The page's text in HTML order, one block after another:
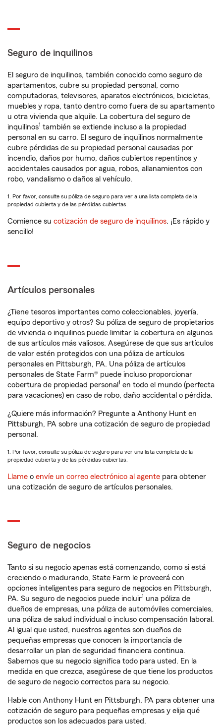
Seguro de inquilinos
El seguro de inquilinos, también conocido como seguro de
apartamentos, cubre su propiedad personal, como
computadoras, televisores, aparatos electrónicos, bicicletas,
muebles y ropa, tanto dentro como fuera de su apartamento
u otra vivienda que alquile. La cobertura del seguro de
inquilinos1 también se extiende incluso a la propiedad
personal en su carro. El seguro de inquilinos normalmente
cubre pérdidas de su propiedad personal causadas por
incendio, daños por humo, daños cubiertos repentinos y
accidentales causados por agua, robos, allanamientos con
robo, vandalismo o daños al vehículo.
1. Por favor, consulte su póliza de seguro para ver a una lista completa de la
propiedad cubierta y de las pérdidas cubiertas.
Comience su cotización de seguro de inquilinos. ¡Es rápido y
sencillo!
Artículos personales
¿Tiene tesoros importantes como coleccionables, joyería,
equipo deportivo y otros? Su póliza de seguro de propietarios
de vivienda o inquilinos puede limitar la cobertura en algunos
de sus artículos más valiosos. Asegúrese de que sus artículos
de valor estén protegidos con una póliza de artículos
personales en Pittsburgh, PA. Una póliza de artículos
personales de State Farm® puede incluso proporcionar
cobertura de propiedad personal 1 en todo el mundo (perfecta
para vacaciones) en caso de robo, daño accidental o pérdida.
¿Quiere más información? Pregunte a Anthony Hunt en
Pittsburgh, PA sobre una cotización de seguro de propiedad
personal.
1. Por favor, consulte su póliza de seguro para ver una lista completa de la
propiedad cubierta y de las pérdidas cubiertas.
Llame o envíe un correo electrónico al agente para obtener
una cotización de seguro de artículos personales.
Seguro de negocios
Tanto si su negocio apenas está comenzando, como si está
creciendo o madurando, State Farm le proveerá con
opciones inteligentes para seguro de negocios en Pittsburgh,
PA. Su seguro de negocios puede incluir1 una póliza de
dueños de empresas, una póliza de automóviles comerciales,
una póliza de salud individual o incluso compensación laboral.
Al igual que usted, nuestros agentes son dueños de
pequeñas empresas que conocen la importancia de
desarrollar un plan de seguridad financiera continua.
Sabemos que su negocio significa todo para usted. En la
medida en que crezca, asegúrese de que tiene los productos
de seguro de negocio correctos para su negocio.
Hable con Anthony Hunt en Pittsburgh, PA para obtener una
cotización de seguro para pequeñas empresas y elija qué
productos son los adecuados para usted.